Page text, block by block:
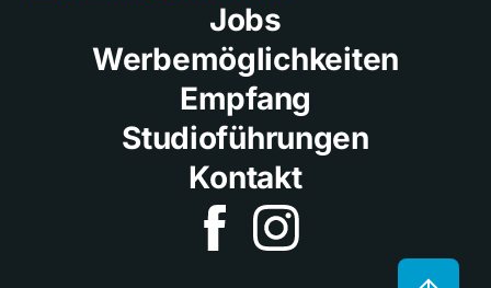
Jobs
Werbemöglichkeiten
Empfang
Studioführungen
Kontakt